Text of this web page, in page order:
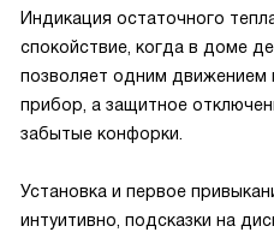
Индикация остаточного
спокойствие, когда в доме
позволяет одним движением
прибор, а защитное
забытые конфорки.
Установка и первое
интуитивно, подсказки на